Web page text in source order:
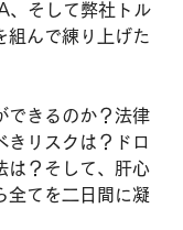
、そして弊社トル
組んで練り上げた
できるのか？法律
きリスクは？ドロ
は？そして、肝心
全てを二日間に凝